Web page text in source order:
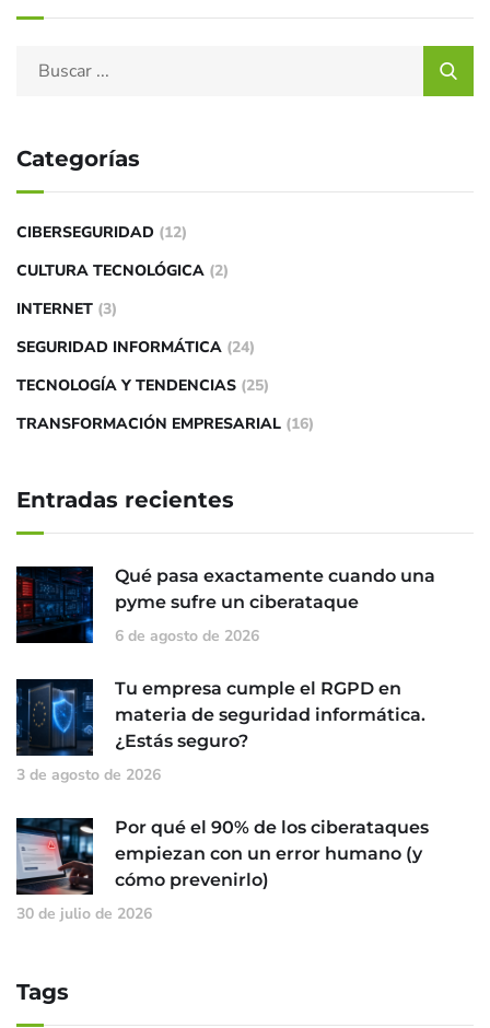
Categorías
CIBERSEGURIDAD (12)
CULTURA TECNOLÓGICA (2)
INTERNET (3)
SEGURIDAD INFORMÁTICA (24)
TECNOLOGÍA Y TENDENCIAS (25)
TRANSFORMACIÓN EMPRESARIAL (16)
Entradas recientes
Qué pasa exactamente cuando una
pyme sufre un ciberataque
6 de agosto de 2026
Tu empresa cumple el RGPD en
materia de seguridad informática.
¿Estás seguro?
3 de agosto de 2026
Por qué el 90% de los ciberataques
empiezan con un error humano (y
cómo prevenirlo)
30 de julio de 2026
Tags